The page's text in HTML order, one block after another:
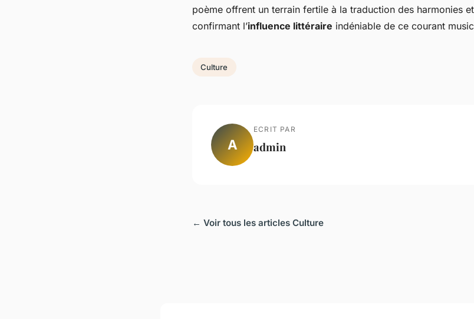
poème offrent un terrain fertile à la traduction des harmonies
confirmant l’influence littéraire indéniable de ce courant
Culture
A
ECRIT PAR
admin
← Voir tous les articles Culture